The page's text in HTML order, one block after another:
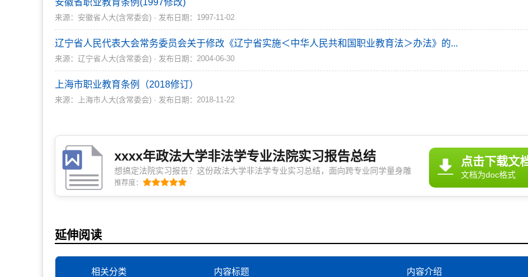
安徽省职业教育条例(1997修改)
来源：安徽省人大(含常委会) · 发布日期：1997-11-02
辽宁省人民代表大会常务委员会关于修改《辽宁省实施＜中华人民共和国职业教育法＞办法》的...
来源：辽宁省人大(含常委会) · 发布日期：2004-06-30
上海市职业教育条例（2018修订）
来源：上海市人大(含常委会) · 发布日期：2018-11-22
xxxx年政法大学非法学专业法院实习报告总结
想搞定法院实习报告？这份政法大学非法学专业实习总结，面向跨专业同学量身雕
琢，从真实体验出发，助您梳理思路、避开雷区、写出既有温度又有分量的总结。参
阅不照搬，实用写完自己都眼前一亮！
推荐度：
点击下载文
文档为doc格式
延伸阅读
相关分类 内容标题 内容介绍